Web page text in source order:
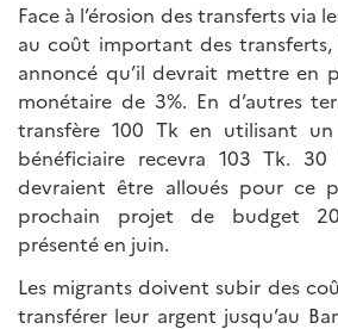
Face à l’érosion des transferts via
au coût important des transferts,
annoncé qu’il devrait mettre en
monétaire de 3%. En d’autres
transfère 100 Tk en utilisant
bénéficiaire recevra 103 Tk.
devraient être alloués pour ce
prochain projet de budget
présenté en juin.
Les migrants doivent subir des
transférer leur argent jusqu’au